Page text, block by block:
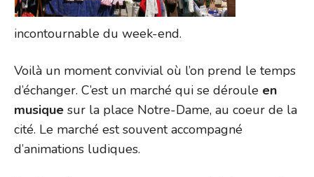
incontournable du week-end.
Voilà un moment convivial où l’on prend le temps
d’échanger. C’est un marché qui se déroule en
musique sur la place Notre-Dame, au coeur de la
cité. Le marché est souvent accompagné
d’animations ludiques.